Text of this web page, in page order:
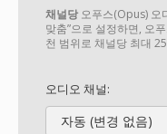
채널당 오푸스(Opus) 오
맞춤”으로 설정하면, 오
천 범위로 채널당 최대
오디오 채널:
자동 (변경 없음)